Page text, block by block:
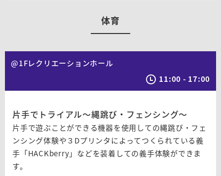
体育
@1Fレクリエーションホール
11:00 - 17:00
片手でトライアル〜縄跳び・フェンシング〜
片手で遊ぶことができる機器を使用しての縄跳び・フェ
ンシング体験や３Dプリンタによってつくられている義
手「HACKberry」などを装着しての義手体験ができま
す。